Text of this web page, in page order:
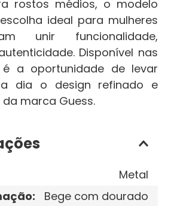
rostos médios, o modelo
ideal para mulheres
unir funcionalidade,
Disponível nas
é a oportunidade de levar
dia o design refinado e
marca Guess.
Metal
:
Bege com dourado